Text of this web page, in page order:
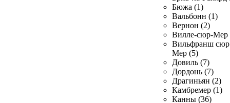
Бюжа (1)
Вальбонн (1)
Вернон (2)
Вилле-сюр-Мер
Вильфранш сюр
Мер (5)
Довиль (7)
Дордонь (7)
Драгиньян (2)
Камбремер (1)
Канны (36)